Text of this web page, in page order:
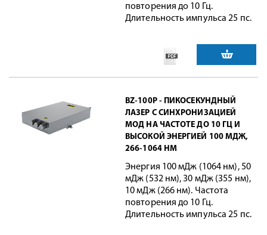
повторения до 10 Гц.
Длительность импульса 25 пс.
BZ-100P - ПИКОСЕКУНДНЫЙ
ЛАЗЕР С СИНХРОНИЗАЦИЕЙ
МОД НА ЧАСТОТЕ ДО 10 ГЦ И
ВЫСОКОЙ ЭНЕРГИЕЙ 100 МДЖ,
266-1064 НМ
Энергия 100 мДж (1064 нм), 50
мДж (532 нм), 30 мДж (355 нм),
10 мДж (266 нм). Частота
повторения до 10 Гц.
Длительность импульса 25 пс.